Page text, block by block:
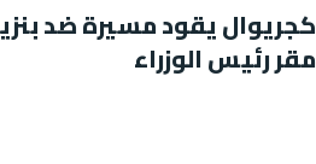
مقر رئيس الوزراء